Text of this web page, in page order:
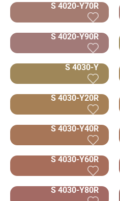
S 4020-Y70R
S 4020-Y90R
S 4030-Y
S 4030-Y20R
S 4030-Y40R
S 4030-Y60R
S 4030-Y80R